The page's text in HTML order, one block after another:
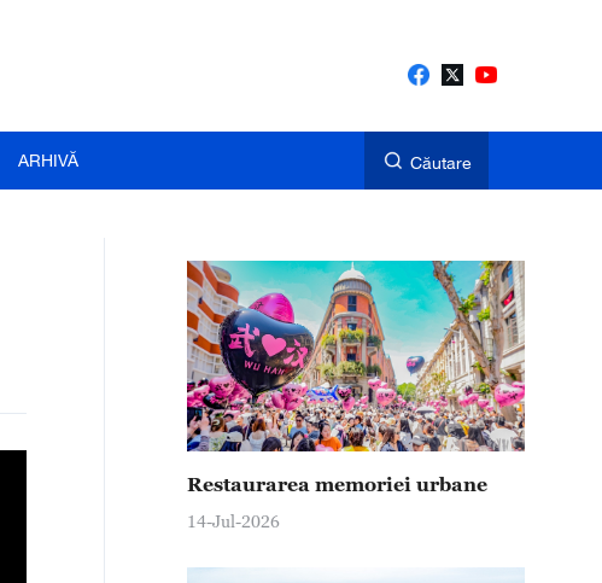
ARHIVĂ Căutare
Restaurarea memoriei urbane
14-Jul-2026